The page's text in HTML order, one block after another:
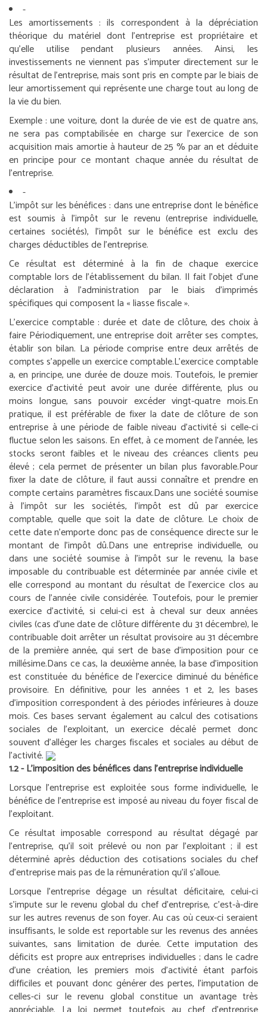
-
Les amortissements : ils correspondent à la dépréciation
théorique du matériel dont l’entreprise est propriétaire et
qu’elle utilise pendant plusieurs années. Ainsi, les
investissements ne viennent pas s’imputer directement sur le
résultat de l’entreprise, mais sont pris en compte par le biais de
leur amortissement qui représente une charge tout au long de
la vie du bien.
Exemple : une voiture, dont la durée de vie est de quatre ans,
ne sera pas comptabilisée en charge sur l’exercice de son
acquisition mais amortie à hauteur de 25 % par an et déduite
en principe pour ce montant chaque année du résultat de
l’entreprise.
-
L’impôt sur les bénéfices : dans une entreprise dont le bénéfice
est soumis à l’impôt sur le revenu (entreprise individuelle,
certaines sociétés), l’impôt sur le bénéfice est exclu des
charges déductibles de l’entreprise.
Ce résultat est déterminé à la fin de chaque exercice
comptable lors de l’établissement du bilan. Il fait l’objet d’une
déclaration à l’administration par le biais d’imprimés
spécifiques qui composent la « liasse fiscale ».
L’exercice comptable : durée et date de clôture, des choix à
faire Périodiquement, une entreprise doit arrêter ses comptes,
établir son bilan. La période comprise entre deux arrêtés de
comptes s’appelle un exercice comptable.L’exercice comptable
a, en principe, une durée de douze mois. Toutefois, le premier
exercice d’activité peut avoir une durée différente, plus ou
moins longue, sans pouvoir excéder vingt-quatre mois.En
pratique, il est préférable de fixer la date de clôture de son
entreprise à une période de faible niveau d’activité si celle-ci
fluctue selon les saisons. En effet, à ce moment de l’année, les
stocks seront faibles et le niveau des créances clients peu
élevé ; cela permet de présenter un bilan plus favorable.Pour
fixer la date de clôture, il faut aussi connaître et prendre en
compte certains paramètres fiscaux.Dans une société soumise
à l’impôt sur les sociétés, l’impôt est dû par exercice
comptable, quelle que soit la date de clôture. Le choix de
cette date n’emporte donc pas de conséquence directe sur le
montant de l’impôt dû.Dans une entreprise individuelle, ou
dans une société soumise à l’impôt sur le revenu, la base
imposable du contribuable est déterminée par année civile et
elle correspond au montant du résultat de l’exercice clos au
cours de l’année civile considérée. Toutefois, pour le premier
exercice d’activité, si celui-ci est à cheval sur deux années
civiles (cas d’une date de clôture différente du 31 décembre), le
contribuable doit arrêter un résultat provisoire au 31 décembre
de la première année, qui sert de base d’imposition pour ce
millésime.Dans ce cas, la deuxième année, la base d’imposition
est constituée du bénéfice de l’exercice diminué du bénéfice
provisoire. En définitive, pour les années 1 et 2, les bases
d’imposition correspondent à des périodes inférieures à douze
mois. Ces bases servant également au calcul des cotisations
sociales de l’exploitant, un exercice décalé permet donc
souvent d’alléger les charges fiscales et sociales au début de
l’activité.
1.2 - L’imposition des bénéfices dans l’entreprise individuelle
Lorsque l’entreprise est exploitée sous forme individuelle, le
bénéfice de l’entreprise est imposé au niveau du foyer fiscal de
l’exploitant.
Ce résultat imposable correspond au résultat dégagé par
l’entreprise, qu’il soit prélevé ou non par l’exploitant ; il est
déterminé après déduction des cotisations sociales du chef
d’entreprise mais pas de la rémunération qu’il s’alloue.
Lorsque l’entreprise dégage un résultat déficitaire, celui-ci
s’impute sur le revenu global du chef d’entreprise, c’est-à-dire
sur les autres revenus de son foyer. Au cas où ceux-ci seraient
insuffisants, le solde est reportable sur les revenus des années
suivantes, sans limitation de durée. Cette imputation des
déficits est propre aux entreprises individuelles ; dans le cadre
d’une création, les premiers mois d’activité étant parfois
difficiles et pouvant donc générer des pertes, l’imputation de
celles-ci sur le revenu global constitue un avantage très